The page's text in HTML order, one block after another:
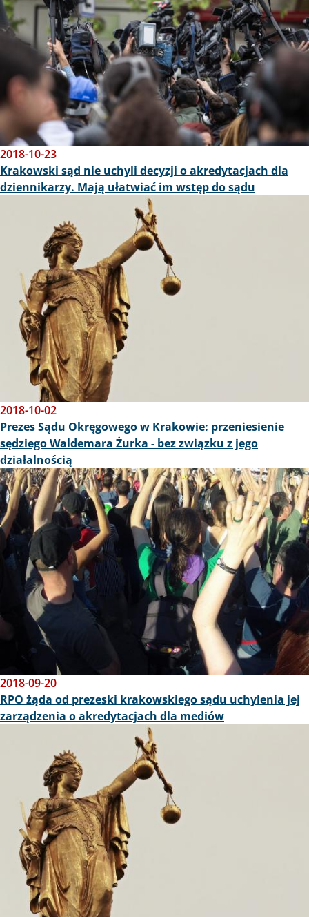
2018-10-23
Krakowski sąd nie uchyli decyzji o akredytacjach dla
dziennikarzy. Mają ułatwiać im wstęp do sądu
2018-10-02
Prezes Sądu Okręgowego w Krakowie: przeniesienie
sędziego Waldemara Żurka - bez związku z jego
działalnością
Obraz
2018-09-20
RPO żąda od prezeski krakowskiego sądu uchylenia jej
zarządzenia o akredytacjach dla mediów